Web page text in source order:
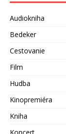
Audiokniha
Bedeker
Cestovanie
Film
Hudba
Kinopremiéra
Kniha
Koncert